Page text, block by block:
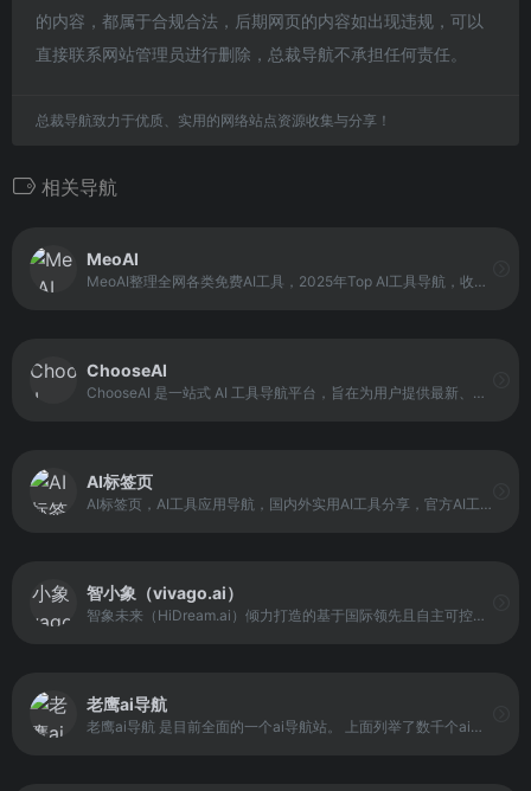
的内容，都属于合规合法，后期网页的内容如出现违规，可以
直接联系网站管理员进行删除，总裁导航不承担任何责任。
总裁导航致力于优质、实用的网络站点资源收集与分享！
相关导航
MeoAI
MeoAI整理全网各类免费AI工具，2025年Top AI工具导航，收录国内外17000多个AI工具，包括AI办公、AI图像、AI视频、AI音频、AI绘画、AI写作、AI聊天、AI编程、AI商务等AI工具大全，以及AI学习网站、框架和模型！每日添加最新AI工具，紧跟OpenAI等AI技术前沿，AI最新技术趋势分享。
ChooseAI
ChooseAI 是一站式 AI 工具导航平台，旨在为用户提供最新、最全的 AI 工具资讯与资源入口。平台通过精选收录与分类整理，覆盖国内外千余款 AI 应用，帮助用户在写作、绘画、办公、聊天、视频、开发、变现等领域快速找到合适工具。
AI标签页
AI标签页，AI工具应用导航，国内外实用AI工具分享，官方AI工具网址收录，包括AI绘画、AI文案、AI对话聊天、AI论文、AI写作、AI设计、AI效率办公、AI抠图……等AI工具收录分享。
智小象（vivago.ai）
智象未来（HiDream.ai）倾力打造的基于国际领先且自主可控生成式人工智能（AIGC）多模态大模型的全中文易上手AIGC创作平台和社区，主要包括文生图、图生图、文生视频、图生视频、图片智能重绘、智能拓图、智能排版、视频智能编辑、设计师展示交流社区、AI创意创作大赛、AIGC课程及攻略等栏目，帮助您零基础轻松掌握AIGC一站式能力，唤醒创造力、生命感和价值感，解放生产力，全面提升全流程工作效率。
老鹰ai导航
老鹰ai导航 是目前全面的一个ai导航站。 上面列举了数千个ai的实用工具， 收录和推荐国内外热门、创意、有趣、前沿的AI工具和网站,，提供了一个快速访问任意人工智能网站的门户和入口，是目前不得多得的ai导航网站。